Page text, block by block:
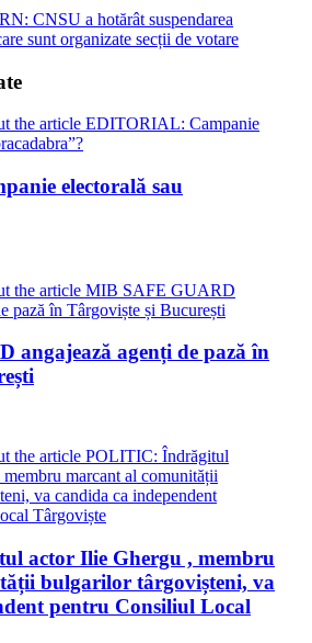
CNSU a hotărât suspendarea
sunt organizate secții de votare
electorală sau
angajează agenți de pază în
actor Ilie Ghergu , membru
bulgarilor târgovișteni, va
pentru Consiliul Local